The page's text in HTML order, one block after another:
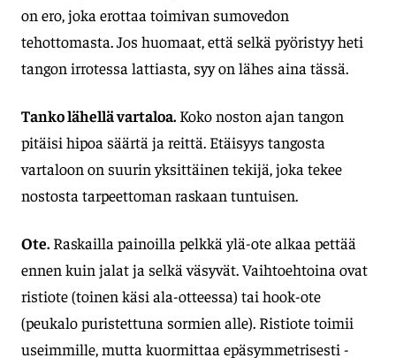
on ero, joka erottaa toimivan sumovedon
tehottomasta. Jos huomaat, että selkä pyöristyy heti
tangon irrotessa lattiasta, syy on lähes aina tässä.
Tanko lähellä vartaloa. Koko noston ajan tangon
pitäisi hipoa säärtä ja reittä. Etäisyys tangosta
vartaloon on suurin yksittäinen tekijä, joka tekee
nostosta tarpeettoman raskaan tuntuisen.
Ote. Raskailla painoilla pelkkä ylä-ote alkaa pettää
ennen kuin jalat ja selkä väsyvät. Vaihtoehtoina ovat
ristiote (toinen käsi ala-otteessa) tai hook-ote
(peukalo puristettuna sormien alle). Ristiote toimii
useimmille, mutta kuormittaa epäsymmetrisesti -